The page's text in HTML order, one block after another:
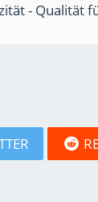
- Qualität